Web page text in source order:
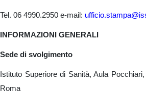
Tel. 06 4990.2950 e-mail:
INFORMAZIONI GENERALI
Sede di svolgimento
Istituto Superiore di Sanità, Aula
Roma